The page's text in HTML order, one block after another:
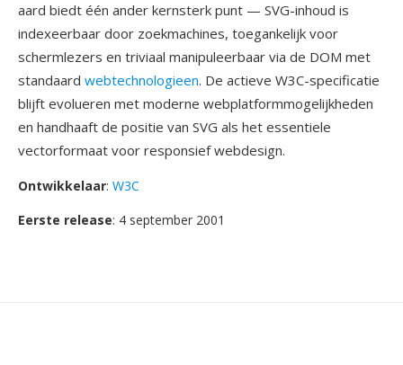
aard biedt één ander kernsterk punt — SVG-inhoud is
indexeerbaar door zoekmachines, toegankelijk voor
schermlezers en triviaal manipuleerbaar via de DOM met
standaard webtechnologieen. De actieve W3C-specificatie
blijft evolueren met moderne webplatformmogelijkheden
en handhaaft de positie van SVG als het essentiele
vectorformaat voor responsief webdesign.
Ontwikkelaar: W3C
Eerste release: 4 september 2001